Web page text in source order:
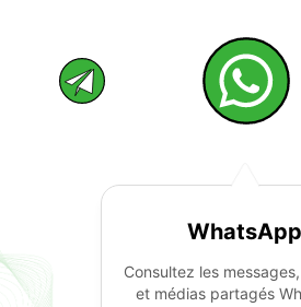
WhatsApp
Consultez les
et médias partagés